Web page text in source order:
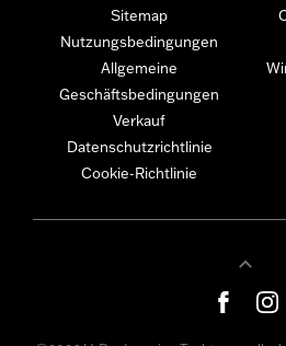
Sitemap
Nutzungsbedingungen
Allgemeine
Geschäftsbedingungen
Verkauf
Datenschutzrichtlinie
Cookie-Richtlinie